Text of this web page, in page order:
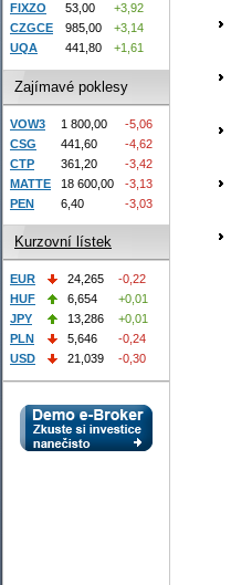
FIXZO
53,00
+3,92
CZGCE
985,00
+3,14
UQA
441,80 +1,61
Zajímavé poklesy
VOW3 1 800,00
-5,06
CSG
441,60
-4,62
CTP
361,20
-3,42
MATTE
18 600,00
-3,13
PEN
6,40 -3,03
Kurzovní lístek
EUR 24,265
-0,22
HUF
6,654
+0,01
JPY
13,286
+0,01
PLN
5,646
-0,24
USD
21,039 -0,30